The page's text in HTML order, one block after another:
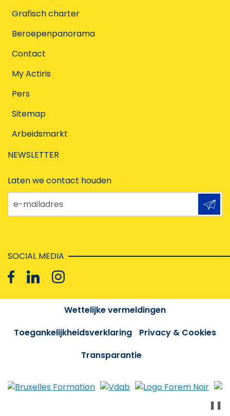
Grafisch charter
Beroepenpanorama
Contact
My Actiris
Pers
Sitemap
Arbeidsmarkt
NEWSLETTER
Laten we contact houden
e-mailadres
SOCIAL MEDIA
Wettelijke vermeldingen
Toegankelijkheidsverklaring
Privacy & Cookies
Transparantie
❚❚